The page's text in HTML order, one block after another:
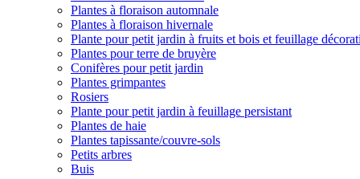
Plantes à floraison automnale
Plantes à floraison hivernale
Plante pour petit jardin à fruits et bois et feuillage
Plantes pour terre de bruyère
Conifères pour petit jardin
Plantes grimpantes
Rosiers
Plante pour petit jardin à feuillage persistant
Plantes de haie
Plantes tapissante/couvre-sols
Petits arbres
Buis